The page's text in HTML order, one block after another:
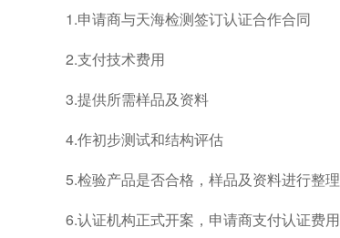
1.申请商与天海检测签订认证合作合同
2.支付技术费用
3.提供所需样品及资料
4.作初步测试和结构评估
5.检验产品是否合格，样品及资料进行整理
6.认证机构正式开案，申请商支付认证费用